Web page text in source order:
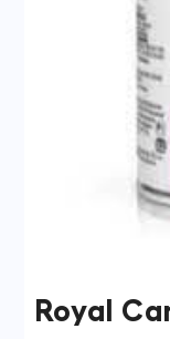
Royal